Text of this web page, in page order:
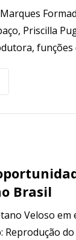
Priscilla
funções
Brasil
Veloso
Reprodução